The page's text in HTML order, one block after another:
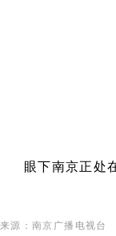
眼下南京正处
来源：南京广播电视台